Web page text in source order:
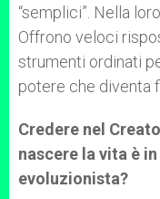
“semplici”. Nella
Offrono veloci
strumenti ordinati
potere che diventa
Credere nel
nascere la vita è
evoluzionista?